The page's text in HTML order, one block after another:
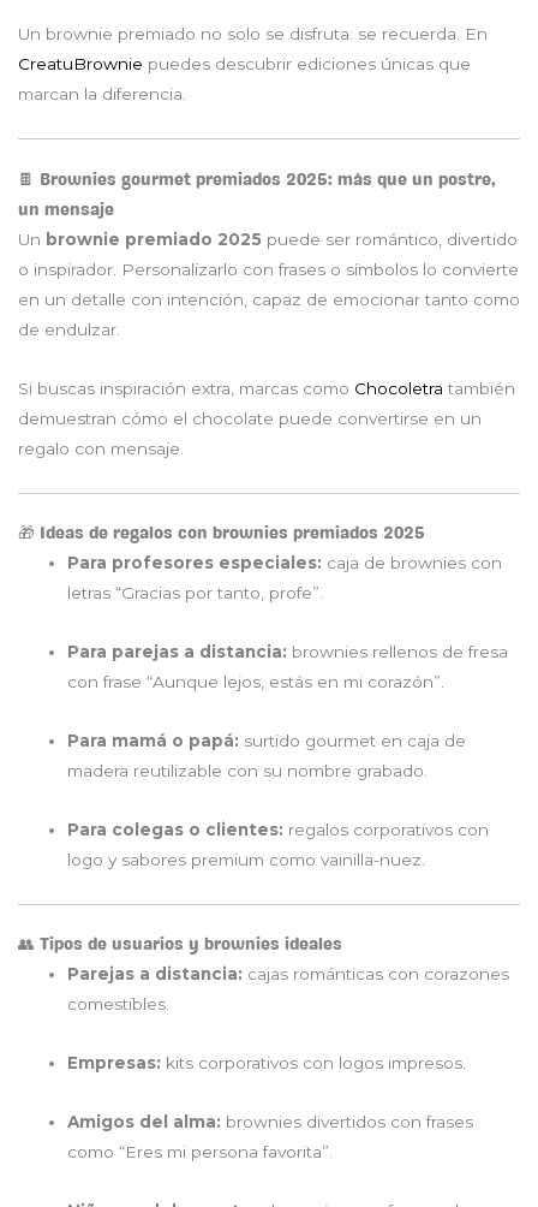
Un brownie premiado no solo se disfruta: se recuerda. En
CreatuBrownie puedes descubrir ediciones únicas que
marcan la diferencia.
🍫 Brownies gourmet premiados 2025: más que un postre,
un mensaje
Un brownie premiado 2025 puede ser romántico, divertido
o inspirador. Personalizarlo con frases o símbolos lo convierte
en un detalle con intención, capaz de emocionar tanto como
de endulzar.
Si buscas inspiración extra, marcas como Chocoletra también
demuestran cómo el chocolate puede convertirse en un
regalo con mensaje.
🎁 Ideas de regalos con brownies premiados 2025
Para profesores especiales: caja de brownies con
letras “Gracias por tanto, profe”.
Para parejas a distancia: brownies rellenos de fresa
con frase “Aunque lejos, estás en mi corazón”.
Para mamá o papá: surtido gourmet en caja de
madera reutilizable con su nombre grabado.
Para colegas o clientes: regalos corporativos con
logo y sabores premium como vainilla-nuez.
👥 Tipos de usuarios y brownies ideales
Parejas a distancia: cajas románticas con corazones
comestibles.
Empresas: kits corporativos con logos impresos.
Amigos del alma: brownies divertidos con frases
como “Eres mi persona favorita”.